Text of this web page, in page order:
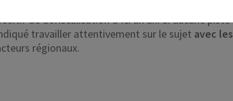
de défiscalisation d’ici un an. Si aucune piste
travailler attentivement sur le sujet avec les
régionaux.